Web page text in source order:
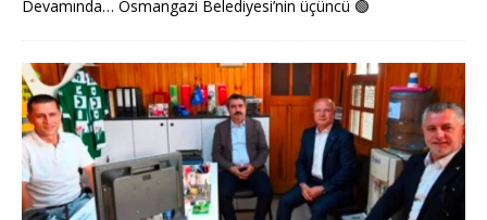
Devamında… Osmangazi Belediyesi’nin üçüncü 🟢